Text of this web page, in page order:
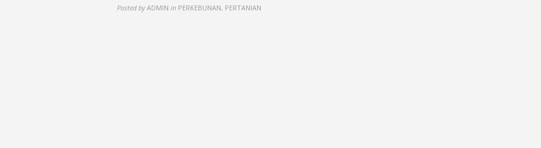
Posted by ADMIN in PERKEBUNAN, PERTANIAN